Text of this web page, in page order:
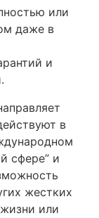
или
даже в
и
в
сфере” и
жестких
или